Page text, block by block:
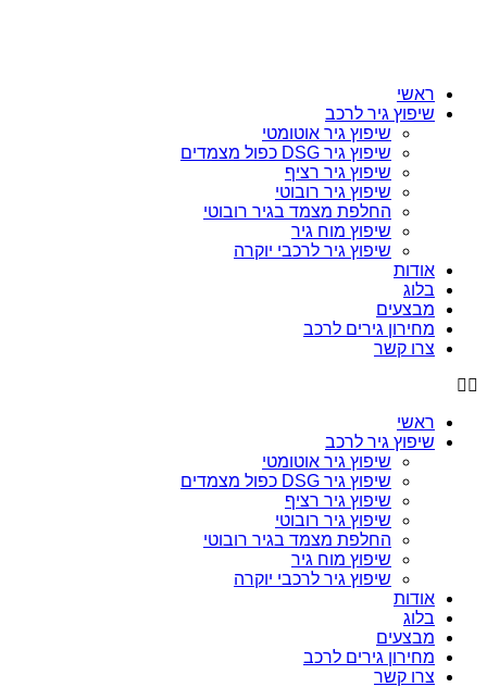
ראשי
שיפוץ גיר לרכב
שיפוץ גיר אוטומטי
שיפוץ גיר DSG כפול מצמדים
שיפוץ גיר רציף
שיפוץ גיר רובוטי
החלפת מצמד בגיר רובוטי
שיפוץ מוח גיר
שיפוץ גיר לרכבי יוקרה
אודות
בלוג
מבצעים
מחירון גירים לרכב
צרו קשר
ראשי
שיפוץ גיר לרכב
שיפוץ גיר אוטומטי
שיפוץ גיר DSG כפול מצמדים
שיפוץ גיר רציף
שיפוץ גיר רובוטי
החלפת מצמד בגיר רובוטי
שיפוץ מוח גיר
שיפוץ גיר לרכבי יוקרה
אודות
בלוג
מבצעים
מחירון גירים לרכב
צרו קשר